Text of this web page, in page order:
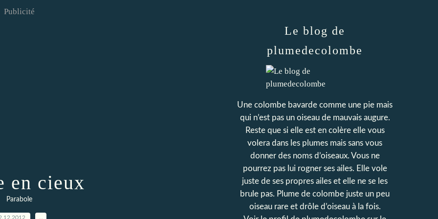
Publicité
en cieux
Parabole
Le blog de
plumedecolombe
Une colombe bavarde comme une pie mais
qui n’est pas un oiseau de mauvais augure.
Reste que si elle est en colère elle vous
volera dans les plumes mais sans vous
donner des noms d’oiseaux. Vous ne
pourrez pas lui rogner ses ailes. Elle vole
juste de ses propres ailes et elle ne se les
brule pas. Plume de colombe juste un peu
oiseau rare et drôle d’oiseau à la fois.